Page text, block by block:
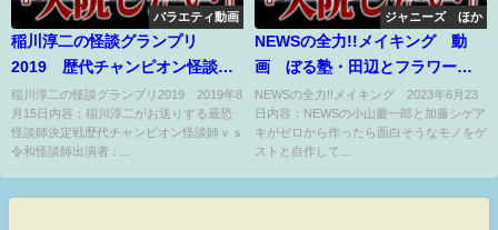
バラエティ動画
稲川淳二の怪談グランプリ
2019 歴代チャンピオン怪談師
ｖｓ令和怪談師 8月15日
稲川淳二の怪談グランプリ2019 2019年8
月15日内容：稲川淳二がお送りする最恐
怪談師決定戦歴代チャンピオン怪談師ｖｓ
令和怪談師出演者：...
ジャニーズ ほか
NEWSの全力!!メイキング 動
画 ぼる塾・田辺とフラワーケ
ーキをメイキング 6月23日
NEWSの全力!!メイキング 2023年6月23
日内容：NEWSの小山慶一郎と加藤シゲア
キがゼロから作ったら面白そうなモノをゲ
ストと自作して...